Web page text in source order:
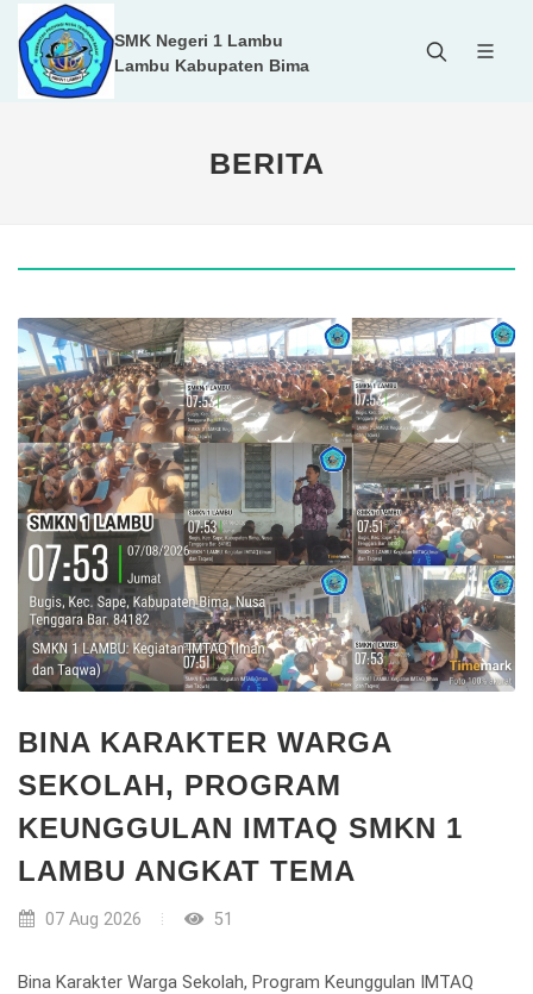
SMK Negeri 1 Lambu
Lambu Kabupaten Bima
BERITA
BINA KARAKTER WARGA
SEKOLAH, PROGRAM
KEUNGGULAN IMTAQ SMKN 1
LAMBU ANGKAT TEMA
07 Aug 2026 51
Bina Karakter Warga Sekolah, Program Keunggulan IMTAQ